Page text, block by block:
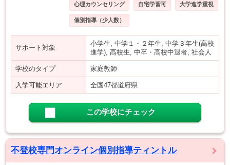
心理カウンセリング 自宅学習可 大学進学重視
個別指導（少人数）
サポート対象
小学生, 中学１・２年生, 中学３年生(高校
進学), 高校生, 中卒・高校中退者, 社会人
学校のタイプ 家庭教師
入学可能エリア 全国47都道府県
この学校にチェック
不登校専門オンライン個別指導ティントル